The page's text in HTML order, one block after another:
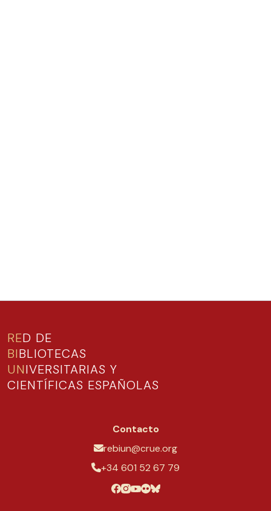
RED DE
BIBLIOTECAS
UNIVERSITARIAS Y
CIENTÍFICAS ESPAÑOLAS
Contacto
rebiun@crue.org
+34 601 52 67 79